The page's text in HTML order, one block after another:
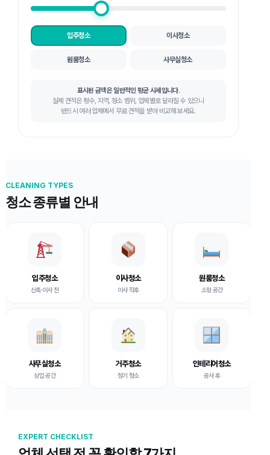
입주청소 이사청소
원룸청소 사무실청소
표시된 금액은 일반적인 평균 시세입니다.
실제 견적은 평수, 지역, 청소 범위, 업체별로 달라질 수 있으니
반드시 여러 업체에서 무료 견적을 받아 비교해 보세요.
CLEANING TYPES
청소 종류별 안내
입주청소
신축·이사 전
이사청소
이사 직후
원룸청소
소형 공간
사무실청소
상업 공간
거주청소
정기 청소
인테리어청소
공사 후
EXPERT CHECKLIST